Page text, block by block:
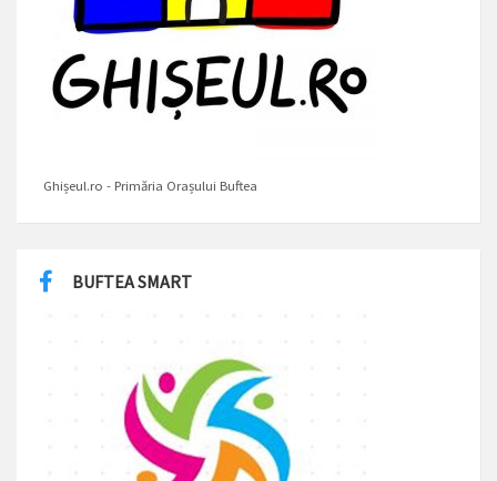
Ghișeul.ro - Primăria Orașului Buftea
BUFTEA SMART